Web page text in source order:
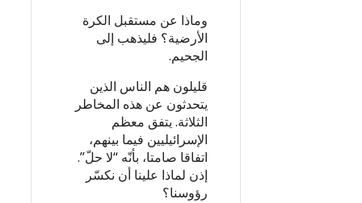
وماذا عن مستقبل الكرة
الأرضية؟ فليذهب إلى
الجحيم.
قليلون هم الناس الذين
يتحدثون عن هذه المخاطر
الثلاثة. يتفق معظم
الإسرائيليين فيما بينهم،
اتفاقا صامتا، بأنّه “لا حلّ”.
إذن لماذا علينا أن نكسّر
رؤوسنا؟